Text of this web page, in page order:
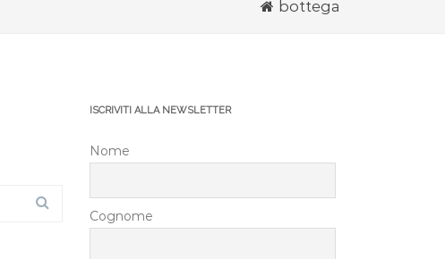
bottega
ISCRIVITI ALLA NEWSLETTER
Nome
Cognome